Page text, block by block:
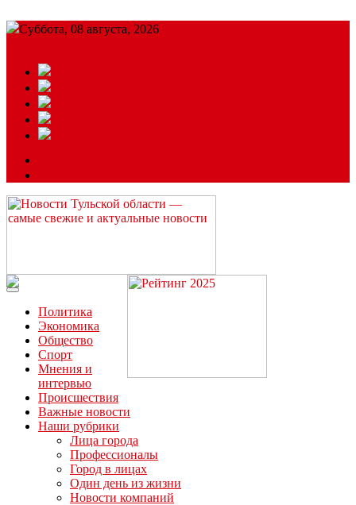
Суббота, 08 августа, 2026
Читайте последние новости дня в Тульской области на сайте
“ЗаНовомосковск”
Политика
Экономика
Общество
Спорт
Мнения и
интервью
Происшествия
Важные новости
Наши рубрики
Лица города
Профессионалы
Город в лицах
Один день из жизни
Новости компаний